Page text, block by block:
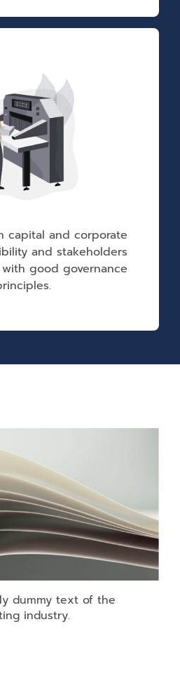
capital and corporate
and stakeholders
good governance
dummy text of the
industry.